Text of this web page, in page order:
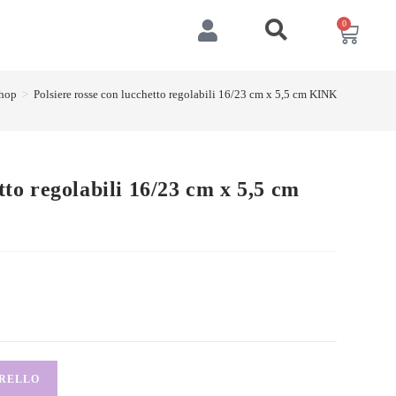
0
> Polsiere rosse con lucchetto regolabili 16/23 cm x 5,5 cm KINK
regolabili 16/23 cm x 5,5 cm